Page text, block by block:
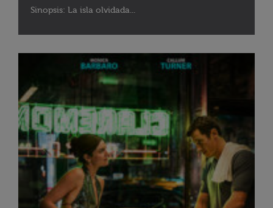
Sinopsis: La isla olvidada...